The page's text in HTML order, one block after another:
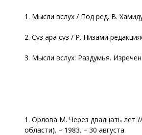
1. Мысли вслух / Под ред. В.
2. Сүз ара сүз / Р. Низами
3. Мысли вслух: Раздумья.
1. Орлова М. Через двадцать лет
области). – 1983. – 30 августа.